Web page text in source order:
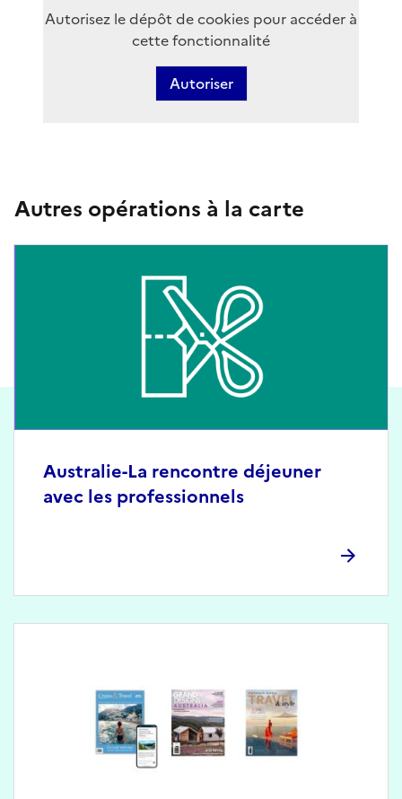
Autorisez le dépôt de cookies pour accéder à
cette fonctionnalité
Autoriser
Autres opérations à la carte
Australie-La rencontre déjeuner
avec les professionnels